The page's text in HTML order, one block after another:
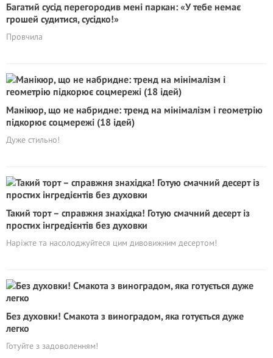
Багатий сусід перегородив мені паркан: «У тебе немає
грошей судитися, сусідко!»
Провчила
Манікюр, що не набридне: тренд на мінімалізм і геометрію
підкорює соцмережі (18 ідей)
Дуже стильно!
Такий торт – справжня знахідка! Готую смачний десерт із
простих інгредієнтів без духовки
Наріжте та насолоджуйтеся цим дивовижним десертом!
Без духовки! Смакота з виноградом, яка готується дуже
легко
Готуйте з задоволенням!